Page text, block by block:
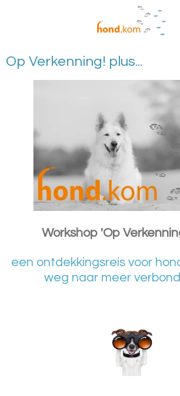
de
hoofdinhoud
Op Verkenning! plus...
Workshop 'Op
een ontdekkingsreis voor
weg naar meer